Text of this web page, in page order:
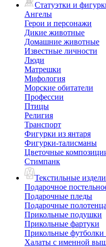
Статуэтки и
Ангелы
Герои и персонажи
Дикие животные
Домашние животные
Известные личности
Люди
Матрешки
Мифология
Морские обитатели
Профессии
Птицы
Религия
Транспорт
Фигурки из янтаря
Фигурки-талисманы
Цветочные
Стимпанк
Текстильные
Подарочное
Подарочные пледы
Подарочные полотенца
Прикольные подушки
Прикольные фартуки
Прикольные футболки
Халаты с именной